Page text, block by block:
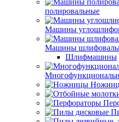
полировальные
Машины
Машины
Шлифмашины